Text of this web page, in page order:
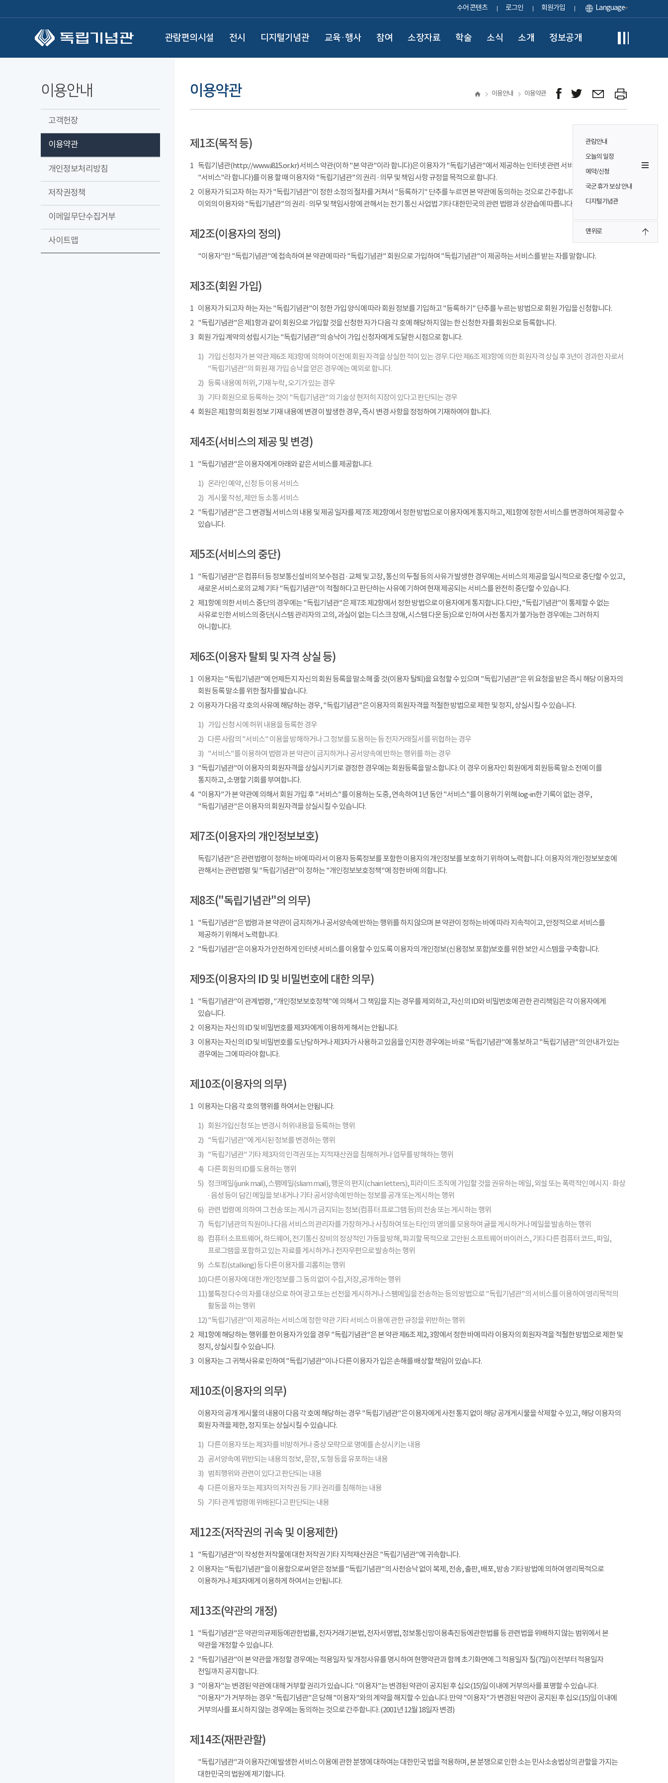
수어 콘텐츠 로그인 회원가입 Language
관람편의시설 전시 디지털기념관 교육·행사 참여 소장자료 학술 소식 소개 정보공개
관람안내
오늘의 일정
예약/신청
국군 휴가 보상 안내
디지털기념관
맨위로
이용안내
고객헌장
이용약관
개인정보처리방침
저작권정책
이메일무단수집거부
사이트맵
이용약관 이용안내 이용약관
제1조(목적 등)
1 독립기념관(http://www.i815.or.kr) 서비스 약관(이하 "본 약관"이라 합니다)은 이용자가 "독립기념관"에서 제공하는 인터넷 관련 서비스(이하
"서비스"라 합니다)를 이용 할 때 이용자와 "독립기념관"의 권리 · 의무 및 책임 사항 규정을 목적으로 합니다.
2 이용자가 되고자 하는 자가 "독립기념관"이 정한 소정의 절차를 거쳐서 "등록하기" 단추를 누르면 본 약관에 동의하는 것으로 간주합니다. 본 약관에 정하는
이외의 이용자와 "독립기념관"의 권리 · 의무 및 책임사항에 관해서는 전기 통신 사업법 기타 대한민국의 관련 법령과 상관습에 따릅니다.
제2조(이용자의 정의)
"이용자"란 "독립기념관"에 접속하여 본 약관에 따라 "독립기념관" 회원으로 가입하여 "독립기념관"이 제공하는 서비스를 받는 자를 말합니다.
제3조(회원 가입)
1 이용자가 되고자 하는 자는 "독립기념관"이 정한 가입 양식에 따라 회원 정보를 기입하고 "등록하기" 단추를 누르는 방법으로 회원 가입을 신청합니다.
2 "독립기념관"은 제1항과 같이 회원으로 가입할 것을 신청한 자가 다음 각 호에 해당하지 않는 한 신청한 자를 회원으로 등록합니다.
3 회원 가입 계약의 성립 시기는 "독립기념관"의 승낙이 가입 신청자에게 도달한 시점으로 합니다.
1) 가입 신청자가 본 약관 제6조 제3항에 의하여 이전에 회원 자격을 상실한 적이 있는 경우. 다만 제6조 제3항에 의한 회원자격 상실 후 3년이 경과한 자로서
"독립기념관"의 회원 재 가입 승낙을 얻은 경우에는 예외로 합니다.
2) 등록 내용에 허위, 기재 누락, 오기가 있는 경우
3) 기타 회원으로 등록하는 것이 "독립기념관"의 기술상 현저히 지장이 있다고 판단되는 경우
4
회원은 제1항의 회원 정보 기재 내용에 변경 이 발생한 경우, 즉시 변경 사항을 정정하여 기재하여야 합니다.
제4조(서비스의 제공 및 변경)
1 "독립기념관"은 이용자에게 아래와 같은 서비스를 제공합니다.
1) 온라인 예약, 신청 등 이용 서비스
2) 게시물 작성, 제안 등 소통 서비스
2 "독립기념관"은 그 변경될 서비스의 내용 및 제공 일자를 제7조 제2항에서 정한 방법으로 이용자에게 통지하고, 제1항에 정한 서비스를 변경하여 제공할 수
있습니다.
제5조(서비스의 중단)
1 "독립기념관"은 컴퓨터 등 정보통신설비의 보수점검 · 교체 및 고장, 통신의 두절 등의 사유가 발생한 경우에는 서비스의 제공을 일시적으로 중단할 수 있고,
새로운 서비스로의 교체 기타 "독립기념관"이 적절하다고 판단하는 사유에 기하여 현재 제공되는 서비스를 완전히 중단할 수 있습니다.
2 제1항에 의한 서비스 중단의 경우에는 "독립기념관"은 제7조 제2항에서 정한 방법으로 이용자에게 통지합니다. 다만, "독립기념관"이 통제할 수 없는
사유로 인한 서비스의 중단(시스템 관리자의 고의, 과실이 없는 디스크 장애, 시스템 다운 등)으로 인하여 사전 통지가 불가능한 경우에는 그러하지
아니합니다.
제6조(이용자 탈퇴 및 자격 상실 등)
1 이용자는 "독립기념관"에 언제든지 자신의 회원 등록을 말소해 줄 것(이용자 탈퇴)을 요청할 수 있으며 "독립기념관"은 위 요청을 받은 즉시 해당 이용자의
회원 등록 말소를 위한 절차를 밟습니다.
2 이용자가 다음 각 호의 사유에 해당하는 경우, "독립기념관"은 이용자의 회원자격을 적절한 방법으로 제한 및 정지, 상실시킬 수 있습니다.
1) 가입 신청 시에 허위 내용을 등록한 경우
2) 다른 사람의 "서비스" 이용을 방해하거나 그 정보를 도용하는 등 전자거래질서를 위협하는 경우
3) "서비스"를 이용하여 법령과 본 약관이 금지하거나 공서양속에 반하는 행위를 하는 경우
3 "독립기념관"이 이용자의 회원자격을 상실시키기로 결정한 경우에는 회원등록을 말소합니다. 이 경우 이용자인 회원에게 회원등록 말소 전에 이를
통지하고, 소명할 기회를 부여합니다.
4
"이용자"가 본 약관에 의해서 회원 가입 후 "서비스"를 이용하는 도중, 연속하여 1년 동안 "서비스"를 이용하기 위해 log-in한 기록이 없는 경우,
"독립기념관"은 이용자의 회원자격을 상실시킬 수 있습니다.
제7조(이용자의 개인정보보호)
독립기념관"은 관련법령이 정하는 바에 따라서 이용자 등록정보를 포함한 이용자의 개인정보를 보호하기 위하여 노력합니다. 이용자의 개인정보보호에
관해서는 관련법령 및 "독립기념관"이 정하는 "개인정보보호정책"에 정한 바에 의합니다.
제8조("독립기념관"의 의무)
1 "독립기념관"은 법령과 본 약관이 금지하거나 공서양속에 반하는 행위를 하지 않으며 본 약관이 정하는 바에 따라 지속적이고, 안정적으로 서비스를
제공하기 위해서 노력합니다.
2 "독립기념관"은 이용자가 안전하게 인터넷 서비스를 이용할 수 있도록 이용자의 개인정보(신용정보 포함)보호를 위한 보안 시스템을 구축합니다.
제9조(이용자의 ID 및 비밀번호에 대한 의무)
1 "독립기념관"이 관계법령, "개인정보보호정책"에 의해서 그 책임을 지는 경우를 제외하고, 자신의 ID와 비밀번호에 관한 관리책임은 각 이용자에게
있습니다.
2 이용자는 자신의 ID 및 비밀번호를 제3자에게 이용하게 해서는 안됩니다.
3 이용자는 자신의 ID 및 비밀번호를 도난당하거나 제3자가 사용하고 있음을 인지한 경우에는 바로 "독립기념관"에 통보하고 "독립기념관"의 안내가 있는
경우에는 그에 따라야 합니다.
제10조(이용자의 의무)
1 이용자는 다음 각 호의 행위를 하여서는 안됩니다.
1) 회원가입신청 또는 변경시 허위내용을 등록하는 행위
2) "독립기념관"에 게시된 정보를 변경하는 행위
3) "독립기념관" 기타 제3자의 인격권 또는 지적재산권을 침해하거나 업무를 방해하는 행위
4) 다른 회원의 ID를 도용하는 행위
5) 정크메일(junk mail), 스팸메일(sliam mail), 행운의 편지(chain letters), 피라미드 조직에 가입할 것을 권유하는 메일, 외설 또는 폭력적인 메시지 · 화상
· 음성 등이 담긴 메일을 보내거나 기타 공서양속에 반하는 정보를 공개 또는게시하는 행위
6) 관련 법령에 의하여 그 전송 또는 게시가 금지되는 정보(컴퓨터 프로그램 등)의 전송 또는 게시하는 행위
7) 독립기념관의 직원이나 다음 서비스의 관리자를 가장하거나 사칭하여 또는 타인의 명의를 모용하여 글을 게시하거나 메일을 발송하는 행위
8) 컴퓨터 소프트웨어, 하드웨어, 전기통신 장비의 정상적인 가동을 방해, 파괴할 목적으로 고안된 소프트웨어 바이러스, 기타 다른 컴퓨터 코드, 파일,
프로그램을 포함하고 있는 자료를 게시하거나 전자우편으로 발송하는 행위
9) 스토킹(stalking) 등 다른 이용자를 괴롭히는 행위
10)다른 이용자에 대한 개인정보를 그 동의 없이 수집,저장,공개하는 행위
11)불특정 다수의 자를 대상으로 하여 광고 또는 선전을 게시하거나 스팸메일을 전송하는 등의 방법으로 "독립기념관"의 서비스를 이용하여 영리목적의
활동을 하는 행위
12)"독립기념관"이 제공하는 서비스에 정한 약관 기타 서비스 이용에 관한 규정을 위반하는 행위
2 제1항에 해당하는 행위를 한 이용자가 있을 경우 "독립기념관"은 본 약관 제6조 제2, 3항에서 정한 바에 따라 이용자의 회원자격을 적절한 방법으로 제한 및
정지, 상실시킬 수 있습니다.
3 이용자는 그 귀책사유로 인하여 "독립기념관"이나 다른 이용자가 입은 손해를 배상할 책임이 있습니다.
제10조(이용자의 의무)
이용자의 공개 게시물의 내용이 다음 각 호에 해당하는 경우 "독립기념관"은 이용자에게 사전 통지 없이 해당 공개게시물을 삭제할 수 있고, 해당 이용자의
회원 자격을 제한, 정지 또는 상실시킬 수 있습니다.
1) 다른 이용자 또는 제3자를 비방하거나 중상 모략으로 명예를 손상시키는 내용
2) 공서양속에 위반되는 내용의 정보, 문장, 도형 등을 유포하는 내용
3)
범죄행위와 관련이 있다고 판단되는 내용
4) 다른 이용자 또는 제3자의 저작권 등 기타 권리를 침해하는 내용
5) 기타 관계 법령에 위배된다고 판단되는 내용
제12조(저작권의 귀속 및 이용제한)
1 "독립기념관"이 작성한 저작물에 대한 저작권 기타 지적재산권은 "독립기념관"에 귀속합니다.
2 이용자는 "독립기념관"을 이용함으로써 얻은 정보를 "독립기념관"의 사전승낙 없이 복제, 전송, 출판, 배포, 방송 기타 방법에 의하여 영리목적으로
이용하거나 제3자에게 이용하게 하여서는 안됩니다.
제13조(약관의 개정)
1 "독립기념관"은 약관의규제등에관한법률, 전자거래기본법, 전자서명법, 정보통신망이용촉진등에관한법률 등 관련법을 위배하지 않는 범위에서 본
약관을 개정할 수 있습니다.
2 "독립기념관"이 본 약관을 개정할 경우에는 적용일자 및 개정사유를 명시하여 현행약관과 함께 초기화면에 그 적용일자 칠(7일) 이전부터 적용일자
전일까지 공지합니다.
3 "이용자"는 변경된 약관에 대해 거부할 권리가 있습니다. "이용자"는 변경된 약관이 공지된 후 십오(15)일 이내에 거부의사를 표명할 수 있습니다.
"이용자"가 거부하는 경우 "독립기념관"은 당해 "이용자"와의 계약을 해지할 수 있습니다. 만약 "이용자"가 변경된 약관이 공지된 후 십오(15)일 이내에
거부의사를 표시하지 않는 경우에는 동의하는 것으로 간주합니다. (2001년 12월 18일자 변경)
제14조(재판관할)
"독립기념관"과 이용자간에 발생한 서비스 이용에 관한 분쟁에 대하여는 대한민국 법을 적용하며, 본 분쟁으로 인한 소는 민사소송법상의 관할을 가지는
대한민국의 법원에 제기합니다.